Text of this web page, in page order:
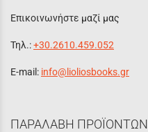
Επικοινωνήστε μαζί μας
Τηλ.:+30.2610.459.052
E-mail: info@lioliosbooks.gr
ΠΑΡΑΛΑΒΗ ΠΡΟΪΟΝΤΩΝ